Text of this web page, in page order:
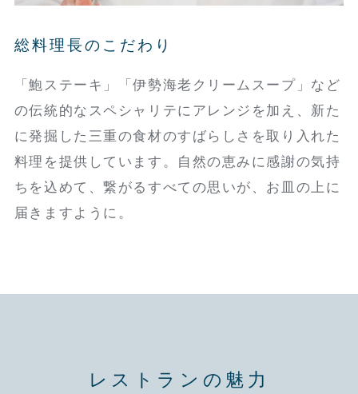
総料理長のこだわり
「鮑ステーキ」「伊勢海老クリームスープ」など
の伝統的なスペシャリテにアレンジを加え、新た
に発掘した三重の食材のすばらしさを取り入れた
料理を提供しています。自然の恵みに感謝の気持
ちを込めて、繋がるすべての思いが、お皿の上に
届きますように。
レストランの魅力